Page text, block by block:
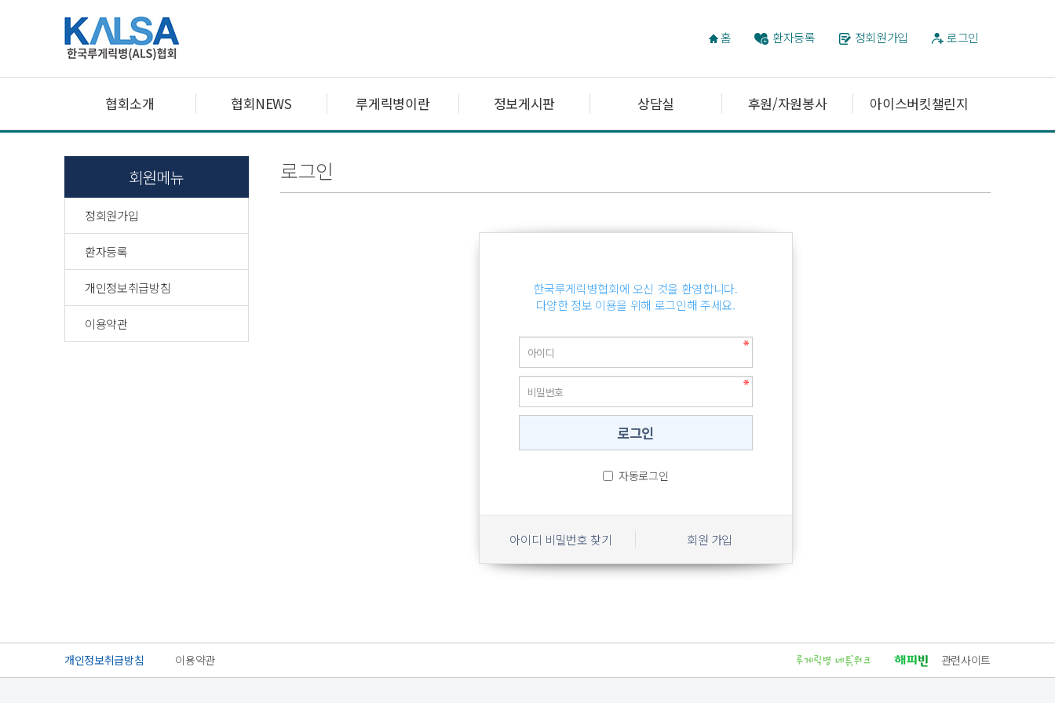
홈 환자등록 정회원가입 로그인
협회소개 협회NEWS 루게릭병이란 정보게시판 상담실 후원/자원봉사 아이스버킷챌린지
회원메뉴
정회원가입
환자등록
개인정보취급방침
이용약관
로그인
한국루게릭병협회에 오신 것을 환영합니다.
다양한 정보 이용을 위해 로그인해 주세요.
자동로그인
아이디 비밀번호 찾기 회원 가입
개인정보취급방침 이용약관 관련사이트